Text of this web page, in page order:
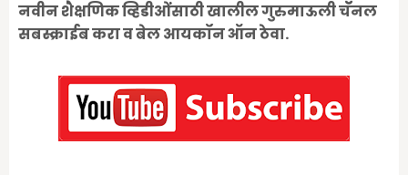
नवीन शैक्षणिक व्हिडीओंंसाठी खालील गुरुमाऊली चॅॅनल
सबस्क्राईब करा व बेल आयकॉन ऑन ठेवा.